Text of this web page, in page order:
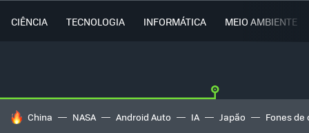
CIÊNCIA TECNOLOGIA INFORMÁTICA MEIO AMBIENTE
TENDÊNCIAS DO DIA
China NASA Android Auto IA Japão Fones de